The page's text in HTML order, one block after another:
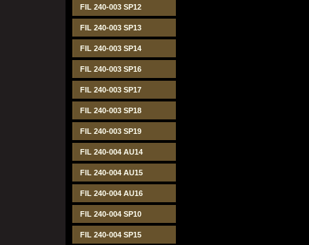
FIL 240-003 SP12
FIL 240-003 SP13
FIL 240-003 SP14
FIL 240-003 SP16
FIL 240-003 SP17
FIL 240-003 SP18
FIL 240-003 SP19
FIL 240-004 AU14
FIL 240-004 AU15
FIL 240-004 AU16
FIL 240-004 SP10
FIL 240-004 SP15